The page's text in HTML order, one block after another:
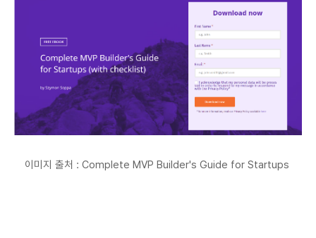
이미지 출처 : Complete MVP Builder's Guide for Startups